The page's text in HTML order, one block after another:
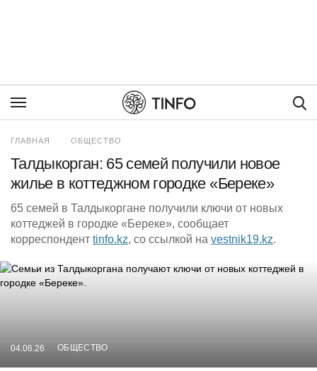
ГЛАВНАЯ ОБЩЕСТВО
Талдыкорган: 65 семей получили новое
жилье в коттеджном городке «Береке»
65 семей в Талдыкоргане получили ключи от новых
коттеджей в городке «Береке», сообщает
корреспондент tinfo.kz, со ссылкой на vestnik19.kz.
04.06.26 ОБЩЕСТВО